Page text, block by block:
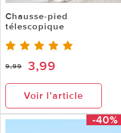
Chausse-pied
télescopique
9,99 3,99
Voir l’article
-40%